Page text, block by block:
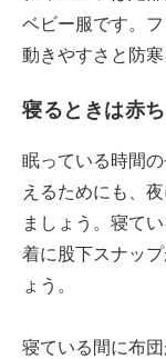
ベビー服です。
動きやすさと防寒
寝るときは赤
眠っている時間
えるためにも、
ましょう。寝て
着に股下スナッ
ょう。
寝ている間に布